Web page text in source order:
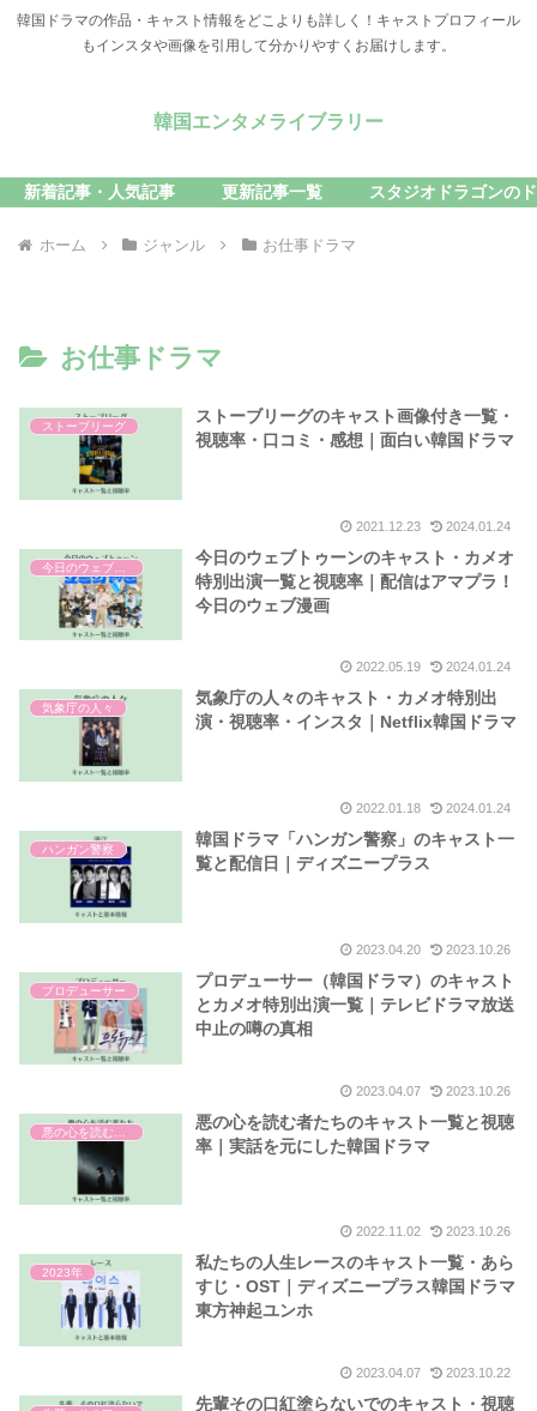
韓国ドラマの作品・キャスト情報をどこよりも詳しく！キャストプロフィール
もインスタや画像を引用して分かりやすくお届けします。
韓国エンタメライブラリー
新着記事・人気記事 更新記事一覧 スタジオドラゴンの
ホーム ジャンル お仕事ドラマ
お仕事ドラマ
ストーブリーグ
ストーブリーグのキャスト画像付き一覧・
視聴率・口コミ・感想｜面白い韓国ドラマ
2021.12.23 2024.01.24
今日のウェブトゥーンのキャスト・カメオ
特別出演一覧と視聴率｜配信はアマプラ！
今日のウェブ漫画
2022.05.19 2024.01.24
気象庁の人々
気象庁の人々のキャスト・カメオ特別出
演・視聴率・インスタ｜Netflix韓国ドラマ
2022.01.18 2024.01.24
ハンガン警察
韓国ドラマ「ハンガン警察」のキャスト一
覧と配信日｜ディズニープラス
2023.04.20 2023.10.26
プロデューサー
プロデューサー（韓国ドラマ）のキャスト
とカメオ特別出演一覧｜テレビドラマ放送
中止の噂の真相
2023.04.07 2023.10.26
悪の心を読む者たちのキャスト一覧と視聴
率｜実話を元にした韓国ドラマ
2022.11.02 2023.10.26
2023年
私たちの人生レースのキャスト一覧・あら
すじ・OST｜ディズニープラス韓国ドラマ
東方神起ユンホ
2023.04.07 2023.10.22
先輩その口紅塗らないでのキャスト・視聴